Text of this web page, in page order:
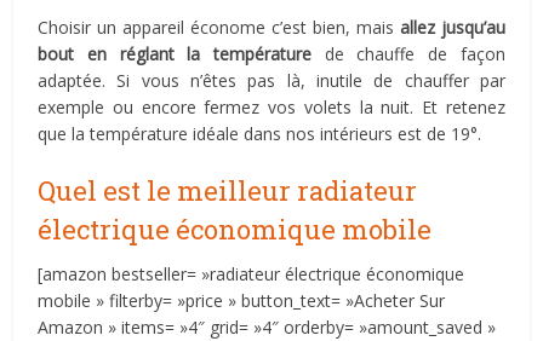
Choisir un appareil économe c’est bien, mais allez jusqu’au
bout en réglant la température de chauffe de façon
adaptée. Si vous n’êtes pas là, inutile de chauffer par
exemple ou encore fermez vos volets la nuit. Et retenez
que la température idéale dans nos intérieurs est de 19°.
Quel est le meilleur radiateur
électrique économique mobile
[amazon bestseller= »radiateur électrique économique
mobile » filterby= »price » button_text= »Acheter Sur
Amazon » items= »4″ grid= »4″ orderby= »amount_saved »